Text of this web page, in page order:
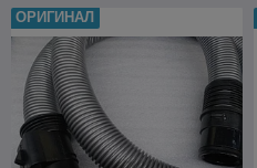
ОРИГИНАЛ